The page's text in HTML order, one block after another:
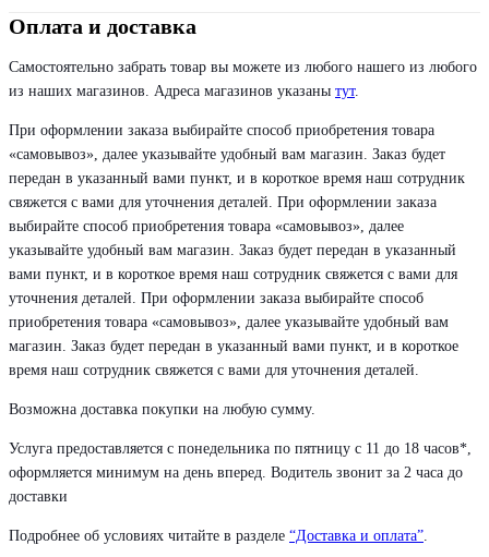
Оплата и доставка
Самостоятельно забрать товар вы можете из любого нашего из любого
из наших магазинов. Адреса магазинов указаны тут.
При оформлении заказа выбирайте способ приобретения товара
«самовывоз», далее указывайте удобный вам магазин. Заказ будет
передан в указанный вами пункт, и в короткое время наш сотрудник
свяжется с вами для уточнения деталей. При оформлении заказа
выбирайте способ приобретения товара «самовывоз», далее
указывайте удобный вам магазин. Заказ будет передан в указанный
вами пункт, и в короткое время наш сотрудник свяжется с вами для
уточнения деталей. При оформлении заказа выбирайте способ
приобретения товара «самовывоз», далее указывайте удобный вам
магазин. Заказ будет передан в указанный вами пункт, и в короткое
время наш сотрудник свяжется с вами для уточнения деталей.
Возможна доставка покупки на любую сумму.
Услуга предоставляется с понедельника по пятницу с 11 до 18 часов*,
оформляется минимум на день вперед. Водитель звонит за 2 часа до
доставки
Подробнее об условиях читайте в разделе “Доставка и оплата”